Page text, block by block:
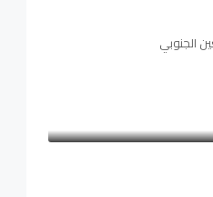
الجنوبي